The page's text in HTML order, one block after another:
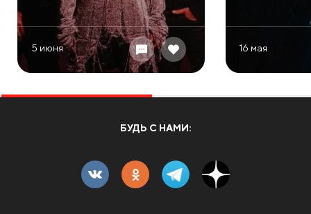
5 июня 16 мая
БУДЬ С НАМИ: